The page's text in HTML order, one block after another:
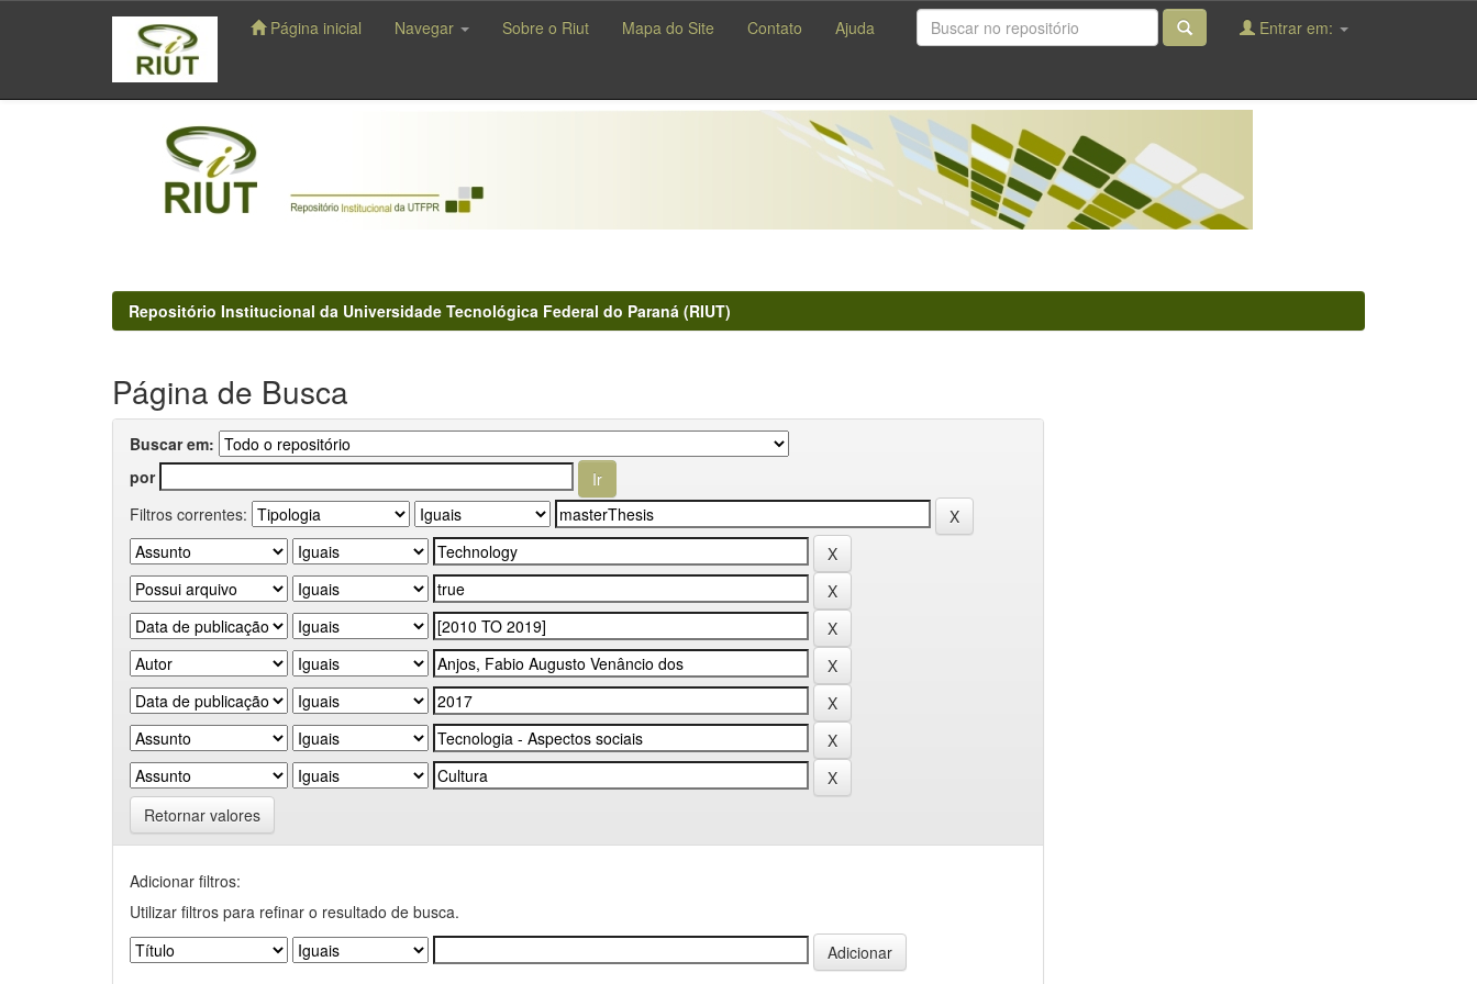
navigation
Página inicial Navegar Sobre o Riut Mapa do Site Contato Ajuda Entrar em:
Repositório Institucional da Universidade Tecnológica Federal do Paraná (RIUT)
Página de Busca
Buscar em:
por
Filtros correntes:
Retornar valores
Adicionar filtros:
Utilizar filtros para refinar o resultado de busca.